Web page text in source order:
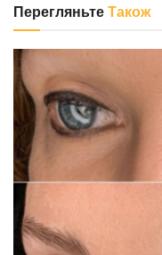
ПерегляньтеТакож